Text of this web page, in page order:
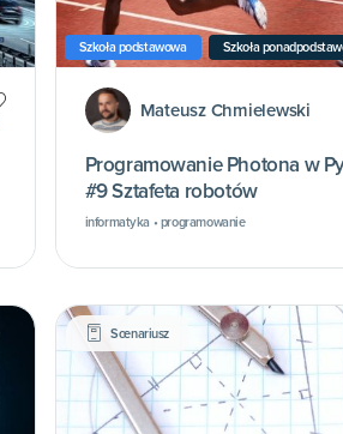
Szkoła podstawowa Szkoła
Mateusz Chmielewski
Programowanie Photona w
#9 Sztafeta robotów
informatyka • programowanie
Scenariusz